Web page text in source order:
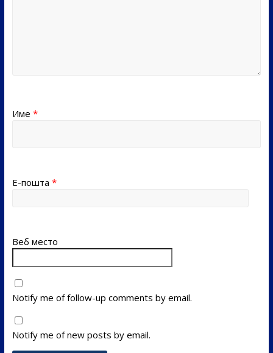
Име *
Е-пошта *
Веб место
Notify me of follow-up comments by email.
Notify me of new posts by email.